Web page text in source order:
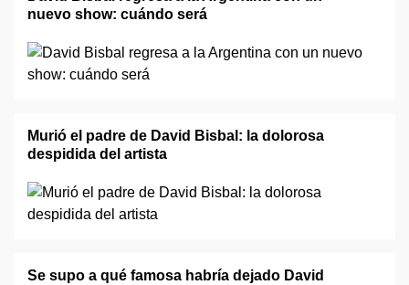
nuevo show: cuándo será
Murió el padre de David Bisbal: la dolorosa
despidida del artista
Se supo a qué famosa habría dejado David